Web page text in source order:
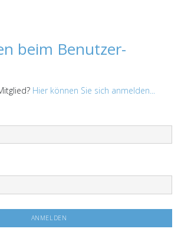
beim Benutzer-
Hier können Sie sich anmelden...